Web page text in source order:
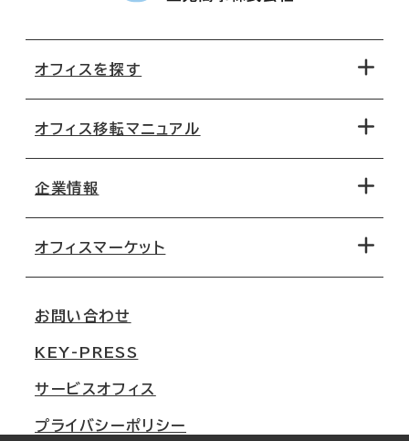
オフィスを探す
地図から探す
路線・駅から探す
オフィス移転マニュアル
移転コストシミュレーション
移転スケジュール
オフィス移転Q&A
企業情報
オフィスマーケット
大阪
名古屋
札幌
お問い合わせ
KEY-PRESS
サービスオフィス
プライバシーポリシー